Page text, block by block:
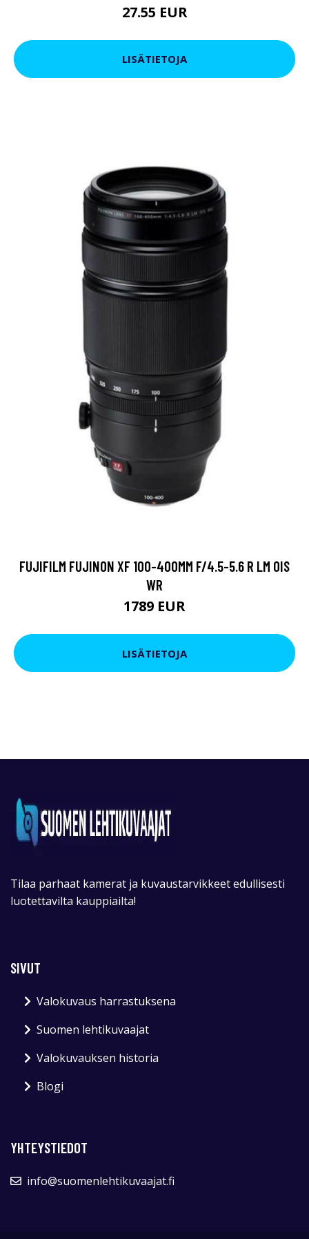
27.55 EUR
LISÄTIETOJA
FUJIFILM FUJINON XF 100-400MM F/4.5-5.6 R LM OIS
WR
1789 EUR
LISÄTIETOJA
Tilaa parhaat kamerat ja kuvaustarvikkeet edullisesti
luotettavilta kauppiailta!
SIVUT
Valokuvaus harrastuksena
Suomen lehtikuvaajat
Valokuvauksen historia
Blogi
YHTEYSTIEDOT
info@suomenlehtikuvaajat.fi